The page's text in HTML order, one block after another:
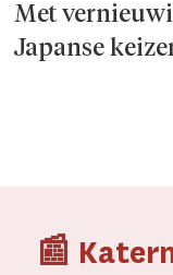
Met
Japanse
📰